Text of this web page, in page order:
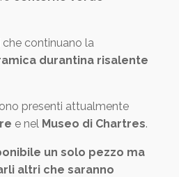
che continuano la
durantina risalente
presenti attualmente
e nel Museo di Chartres.
un solo pezzo ma
altri che saranno